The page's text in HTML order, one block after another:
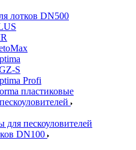
лотков DN500
S
Profi
пластиковые
для пескоуловителей
DN100